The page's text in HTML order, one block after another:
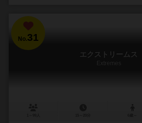
No.31
エクストリームス
Extremes